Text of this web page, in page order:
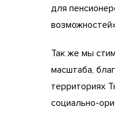
для
Так же мы
масштаба,
территориях
социально-